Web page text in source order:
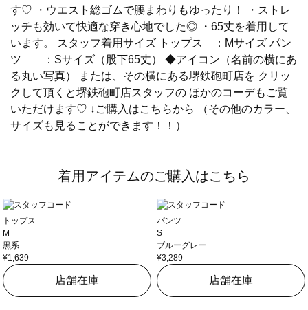
す♡ ・ウエスト総ゴムで腰まわりもゆったり！ ・ストレ
ッチも効いて快適な穿き心地でした◎ ・65丈を着用して
います。 スタッフ着用サイズ トップス ：Mサイズ パン
ツ ：Sサイズ（股下65丈） ◆アイコン（名前の横にあ
る丸い写真） または、その横にある堺鉄砲町店を クリッ
クして頂くと堺鉄砲町店スタッフの ほかのコーデもご覧
いただけます♡ ↓ご購入はこちらから （その他のカラー、
サイズも見ることができます！！）
着用アイテムのご購入はこちら
トップス
M
黒系
¥1,639
店舗在庫
パンツ
S
ブルーグレー
¥3,289
店舗在庫